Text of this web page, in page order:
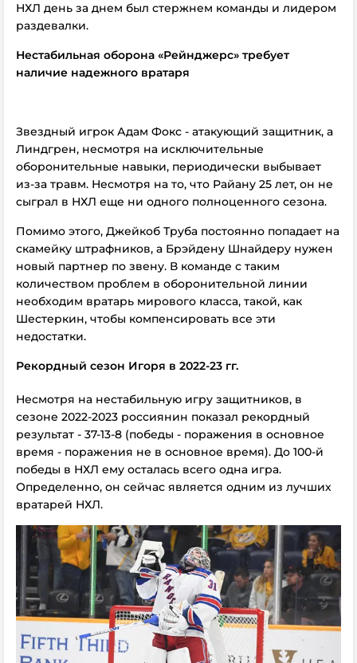
НХЛ день за днем был стержнем команды и лидером
раздевалки.
Нестабильная оборона «Рейнджерс» требует
наличие надежного вратаря
Звездный игрок Адам Фокс - атакующий защитник, а
Линдгрен, несмотря на исключительные
оборонительные навыки, периодически выбывает
из-за травм. Несмотря на то, что Райану 25 лет, он не
сыграл в НХЛ еще ни одного полноценного сезона.
Помимо этого, Джейкоб Труба постоянно попадает на
скамейку штрафников, а Брэйдену Шнайдеру нужен
новый партнер по звену. В команде с таким
количеством проблем в оборонительной линии
необходим вратарь мирового класса, такой, как
Шестеркин, чтобы компенсировать все эти
недостатки.
Рекордный сезон Игоря в 2022-23 гг.
Несмотря на нестабильную игру защитников, в
сезоне 2022-2023 россиянин показал рекордный
результат - 37-13-8 (победы - поражения в основное
время - поражения не в основное время). До 100-й
победы в НХЛ ему осталась всего одна игра.
Определенно, он сейчас является одним из лучших
вратарей НХЛ.